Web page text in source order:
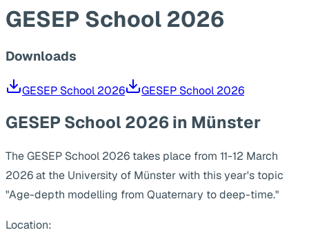
GESEP School 2026
Downloads
GESEP School 2026 GESEP School 2026
GESEP School 2026 in Münster
The GESEP School 2026 takes place from 11-12 March
2026 at the University of Münster with this year's topic
"Age-depth modelling from Quaternary to deep-time."
Location: